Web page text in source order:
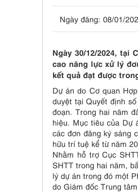
Ngày đăng: 08/01/
Ngày 30/12/2024, tại
cao năng lực xử lý
kết quả đạt được
Dự án do Cơ quan
duyệt tại Quyết định
đoạn. Trong hai năm
hiệu. Mục tiêu của Dự
các đơn đăng ký sáng
hữu trí tuệ kể từ năm
Nhằm hỗ trợ Cục
SHTT trong hai năm,
lý dự án trong đó một
do Giám đốc Trung